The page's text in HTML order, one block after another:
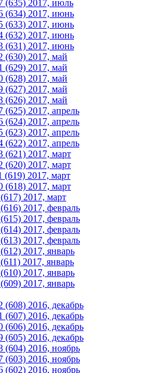
(635) 2017, июль
(634) 2017, июнь
(633) 2017, июнь
(632) 2017, июнь
(631) 2017, июнь
(630) 2017, май
(629) 2017, май
(628) 2017, май
(627) 2017, май
(626) 2017, май
2017, апрель
2017, апрель
2017, апрель
2017, апрель
(621) 2017, март
(620) 2017, март
(619) 2017, март
(618) 2017, март
2017, март
2017, февраль
2017, февраль
2017, февраль
2017, февраль
2017, январь
2017, январь
2017, январь
2017, январь
2016, декабрь
2016, декабрь
2016, декабрь
2016, декабрь
2016, ноябрь
2016, ноябрь
2016, ноябрь